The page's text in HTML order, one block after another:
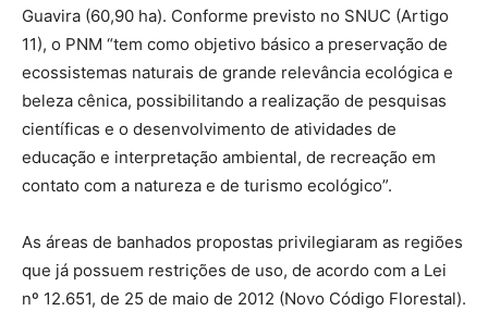
Guavira (60,90 ha). Conforme previsto no SNUC (Artigo
11), o PNM “tem como objetivo básico a preservação de
ecossistemas naturais de grande relevância ecológica e
beleza cênica, possibilitando a realização de pesquisas
científicas e o desenvolvimento de atividades de
educação e interpretação ambiental, de recreação em
contato com a natureza e de turismo ecológico”.
As áreas de banhados propostas privilegiaram as regiões
que já possuem restrições de uso, de acordo com a Lei
nº 12.651, de 25 de maio de 2012 (Novo Código Florestal).